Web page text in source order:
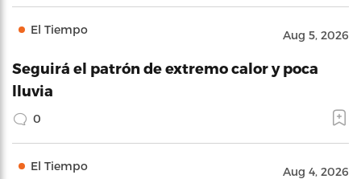
El Tiempo Aug 5, 2026
Seguirá el patrón de extremo calor y poca
lluvia
0
El Tiempo Aug 4, 2026